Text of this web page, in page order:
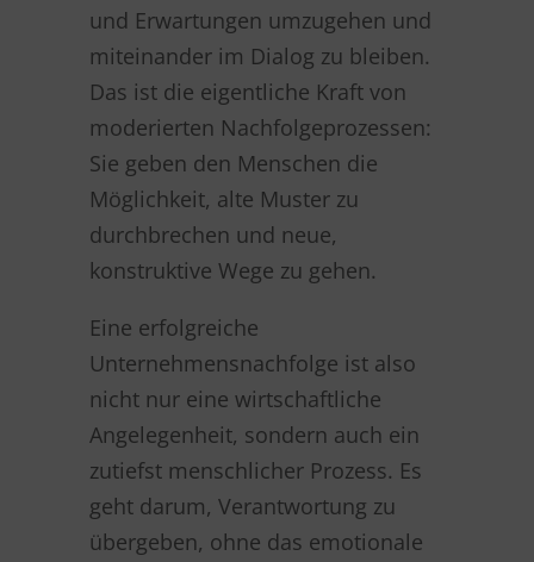
und Erwartungen umzugehen und
miteinander im Dialog zu bleiben.
Das ist die eigentliche Kraft von
moderierten Nachfolgeprozessen:
Sie geben den Menschen die
Möglichkeit, alte Muster zu
durchbrechen und neue,
konstruktive Wege zu gehen.
Eine erfolgreiche
Unternehmensnachfolge ist also
nicht nur eine wirtschaftliche
Angelegenheit, sondern auch ein
zutiefst menschlicher Prozess. Es
geht darum, Verantwortung zu
übergeben, ohne das emotionale